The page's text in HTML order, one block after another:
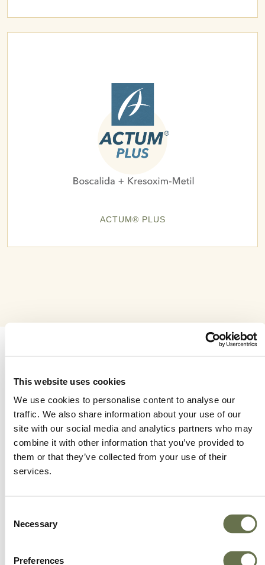
This website uses cookies
We use cookies to personalise content to analyse our
traffic. We also share information about your use of our
site with our social media and analytics partners who may
combine it with other information that you’ve provided to
them or that they’ve collected from your use of their
services.
Selection
Necessary
Preferences
ACTUM® PLUS
Una Compañía Global
en la Que Puedes
Confiar
El compromiso de Albaugh con la eficiencia
Compañía (acceso a ingredientes activos,